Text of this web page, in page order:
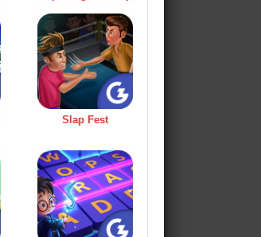
Slap Fest